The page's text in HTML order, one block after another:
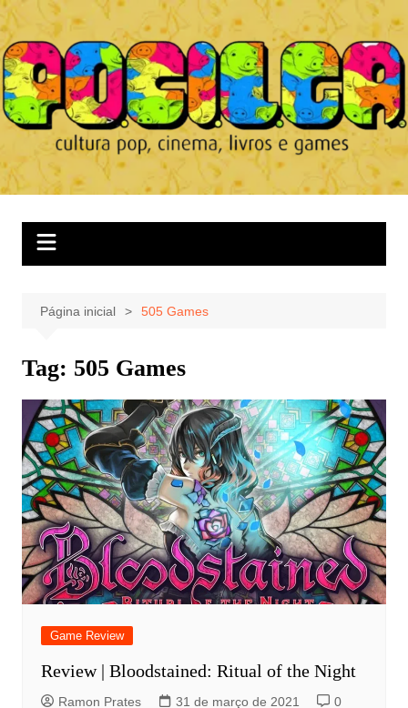
Ir
para
o
conteúdo
Página inicial 505 Games
Tag: 505 Games
Game Review
Review | Bloodstained: Ritual of the Night
Ramon Prates 31 de março de 2021 0